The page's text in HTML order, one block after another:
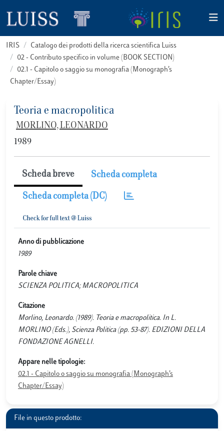
IRIS
Catalogo dei prodotti della ricerca scientifica Luiss
02 - Contributo specifico in volume (BOOK SECTION)
02.1 - Capitolo o saggio su monografia (Monograph’s
Chapter/Essay)
Teoria e macropolitica
MORLINO, LEONARDO
1989
Scheda breve Scheda completa
Scheda completa (DC)
Anno di pubblicazione
1989
Parole chiave
SCIENZA POLITICA; MACROPOLITICA
Citazione
Morlino, Leonardo. (1989). Teoria e macropolitica. In L.
MORLINO (Eds.), Scienza Politica (pp. 53-87). EDIZIONI DELLA
FONDAZIONE AGNELLI.
Appare nelle tipologie:
02.1 - Capitolo o saggio su monografia (Monograph’s
Chapter/Essay)
File in questo prodotto: